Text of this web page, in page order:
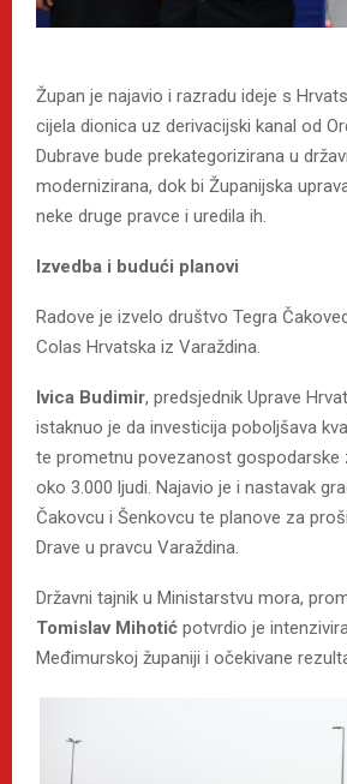
Župan je najavio i razradu ideje s
cijela dionica uz derivacijski kanal od
Dubrave bude prekategorizirana u
modernizirana, dok bi Županijska
neke druge pravce i uredila ih.
Izvedba i budući planovi
Radove je izvelo društvo Tegra
Colas Hrvatska iz Varaždina.
Ivica Budimir, predsjednik Uprave
istaknuo je da investicija poboljšava
te prometnu povezanost gospodarske
oko 3.000 ljudi. Najavio je i nastavak
Čakovcu i Šenkovcu te planove za
Drave u pravcu Varaždina.
Državni tajnik u Ministarstvu mora,
Tomislav Mihotić potvrdio je
Međimurskoj županiji i očekivane